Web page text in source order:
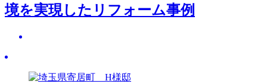
境を実現したリフォーム事例